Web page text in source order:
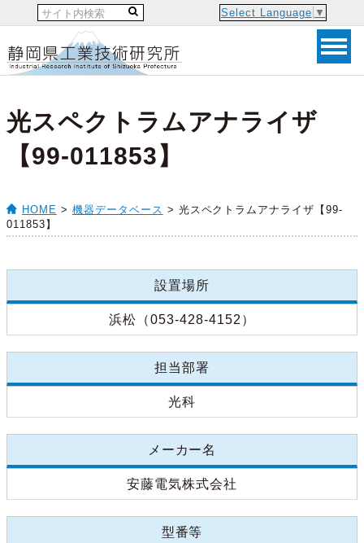
Select Language ▼
光スペクトラムアナライザ
【99-011853】
HOME > 機器データベース > 光スペクトラムアナライザ【99-
011853】
設置場所
浜松（053-428-4152）
担当部署
光科
メーカー名
安藤電気株式会社
型番等